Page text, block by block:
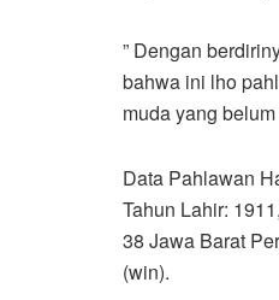
” Dengan
bahwa ini lho
muda yang
Data Pahlawan
Tahun Lahir:
38 Jawa Barat
(win).